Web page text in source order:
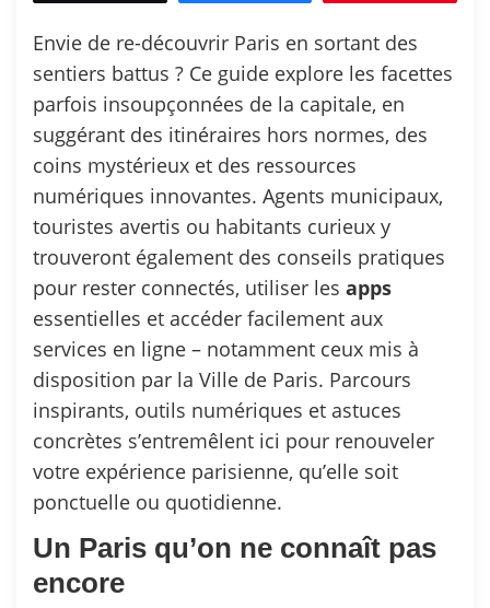
Envie de re-découvrir Paris en sortant des
sentiers battus ? Ce guide explore les facettes
parfois insoupçonnées de la capitale, en
suggérant des itinéraires hors normes, des
coins mystérieux et des ressources
numériques innovantes. Agents municipaux,
touristes avertis ou habitants curieux y
trouveront également des conseils pratiques
pour rester connectés, utiliser les apps
essentielles et accéder facilement aux
services en ligne – notamment ceux mis à
disposition par la Ville de Paris. Parcours
inspirants, outils numériques et astuces
concrètes s’entremêlent ici pour renouveler
votre expérience parisienne, qu’elle soit
ponctuelle ou quotidienne.
Un Paris qu’on ne connaît pas
encore